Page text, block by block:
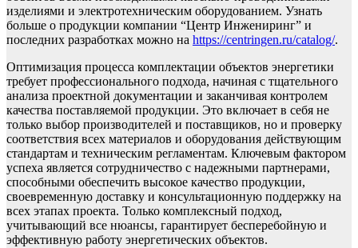
изделиями и электротехническим оборудованием. Узнать
больше о продукции компании “Центр Инжениринг” и
последних разработках можно на https://centringen.ru/catalog/.
Оптимизация процесса комплектации объектов энергетики
требует профессионального подхода, начиная с тщательного
анализа проектной документации и заканчивая контролем
качества поставляемой продукции. Это включает в себя не
только выбор производителей и поставщиков, но и проверку
соответствия всех материалов и оборудования действующим
стандартам и техническим регламентам. Ключевым фактором
успеха является сотрудничество с надежными партнерами,
способными обеспечить высокое качество продукции,
своевременную доставку и консультационную поддержку на
всех этапах проекта. Только комплексный подход,
учитывающий все нюансы, гарантирует бесперебойную и
эффективную работу энергетических объектов.